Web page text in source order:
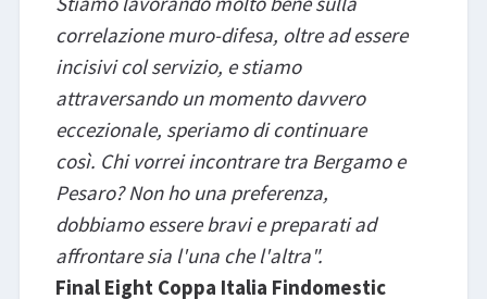
correlazione muro-difesa, oltre ad essere
incisivi col servizio, e stiamo
attraversando un momento davvero
eccezionale, speriamo di continuare
così. Chi vorrei incontrare tra Bergamo e
Pesaro? Non ho una preferenza,
dobbiamo essere bravi e preparati ad
affrontare sia l'una che l'altra".
Final Eight Coppa Italia Findomestic